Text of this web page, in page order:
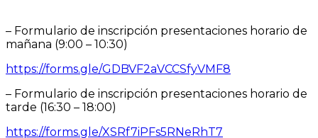
– Formulario de inscripción presentaciones horario de
mañana (9:00 – 10:30)
https://forms.gle/GDBVF2aVCCSfyVMF8
– Formulario de inscripción presentaciones horario de
tarde (16:30 – 18:00)
https://forms.gle/XSRf7iPFs5RNeRhT7